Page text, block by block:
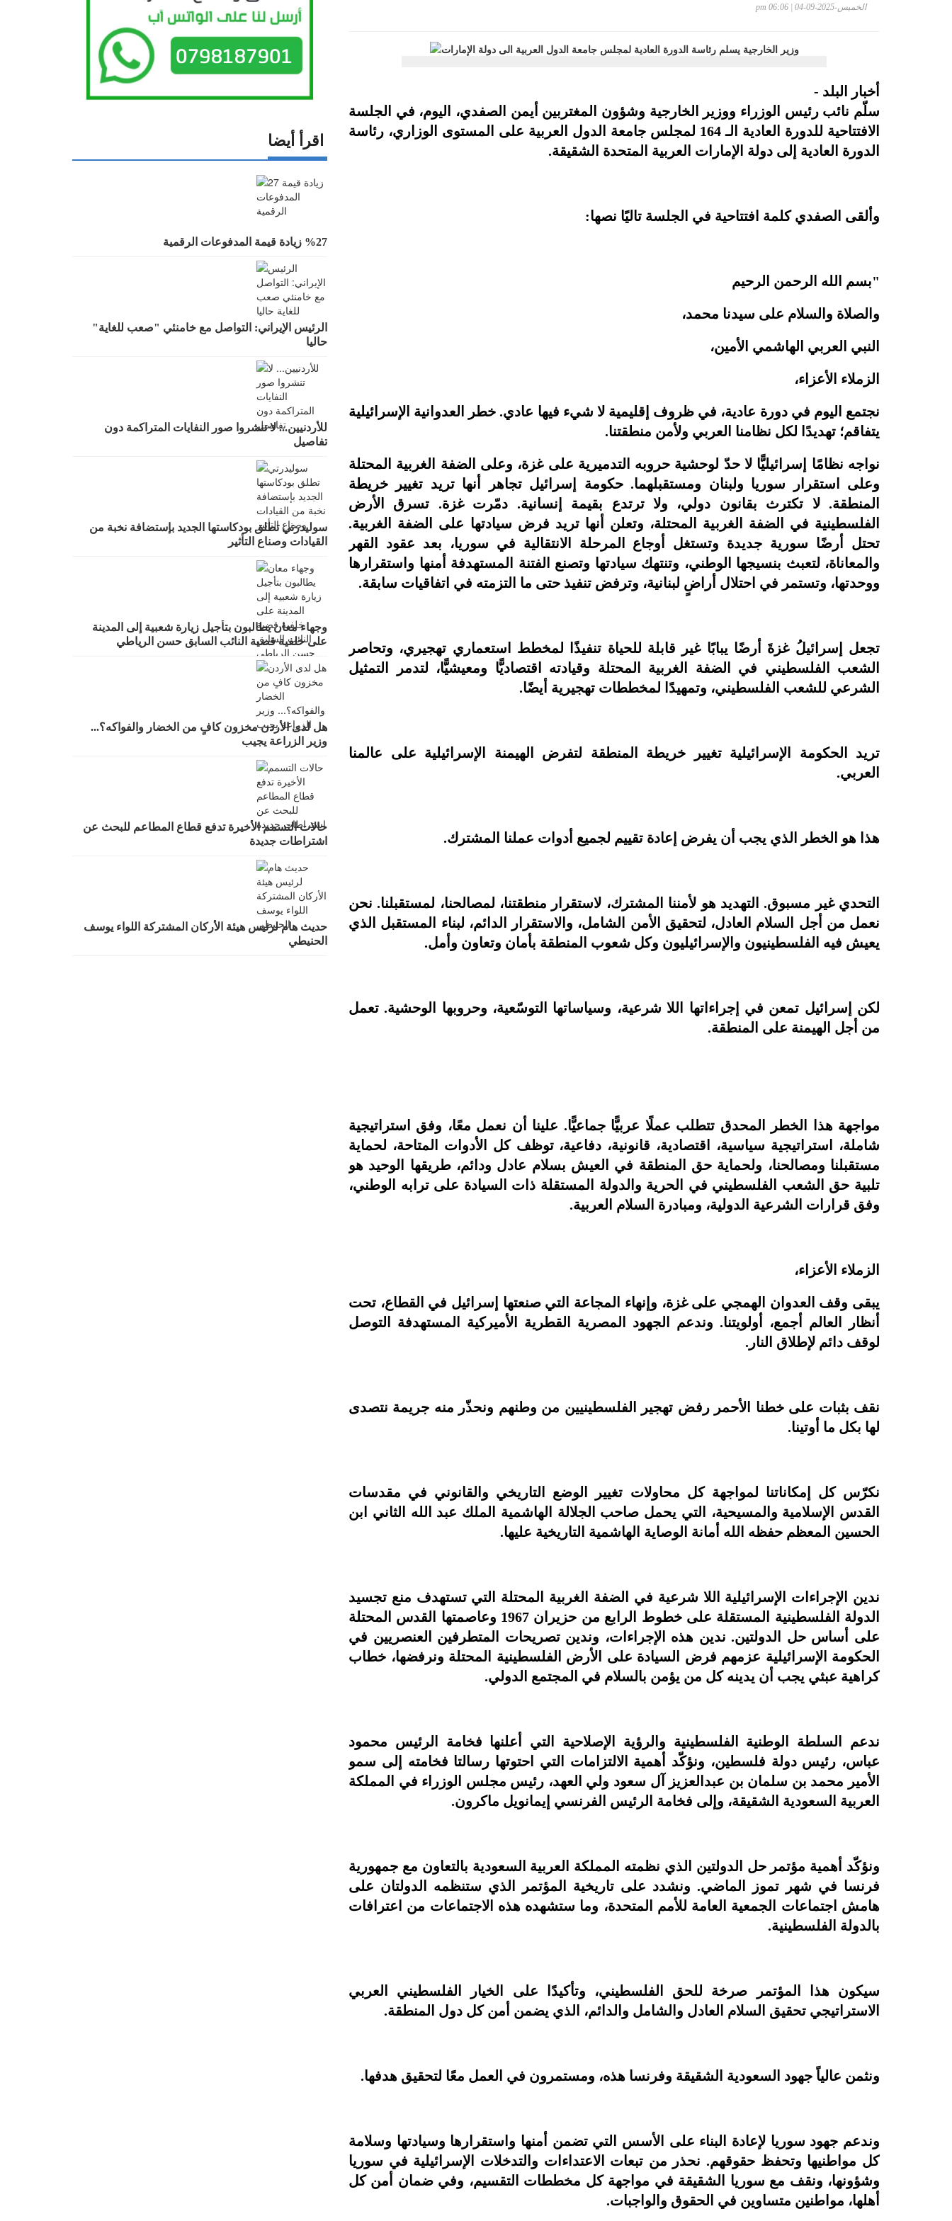
الخميس-2025-09-04 | 06:06 pm
أخبار البلد -
سلّم نائب رئيس الوزراء ووزير الخارجية وشؤون المغتربين أيمن الصفدي، اليوم، في الجلسة
الافتتاحية للدورة العادية الـ 164 لمجلس جامعة الدول العربية على المستوى الوزاري، رئاسة
الدورة العادية إلى دولة الإمارات العربية المتحدة الشقيقة.
وألقى الصفدي كلمة افتتاحية في الجلسة تاليًا نصها:
"بسم الله الرحمن الرحيم
والصلاة والسلام على سيدنا محمد،
النبي العربي الهاشمي الأمين،
الزملاء الأعزاء،
نجتمع اليوم في دورة عادية، في ظروف إقليمية لا شيء فيها عادي. خطر العدوانية الإسرائيلية
يتفاقم؛ تهديدًا لكل نظامنا العربي ولأمن منطقتنا.
نواجه نظامًا إسرائيليًّا لا حدّ لوحشية حروبه التدميرية على غزة، وعلى الضفة الغربية المحتلة
وعلى استقرار سوريا ولبنان ومستقبلهما. حكومة إسرائيل تجاهر أنها تريد تغيير خريطة
المنطقة. لا تكترث بقانون دولي، ولا ترتدع بقيمة إنسانية. دمّرت غزة. تسرق الأرض
الفلسطينية في الضفة الغربية المحتلة، وتعلن أنها تريد فرض سيادتها على الضفة الغربية.
تحتل أرضًا سورية جديدة وتستغل أوجاع المرحلة الانتقالية في سوريا، بعد عقود القهر
والمعاناة، لتعبث بنسيجها الوطني، وتنتهك سيادتها وتصنع الفتنة المستهدفة أمنها واستقرارها
ووحدتها، وتستمر في احتلال أراضٍ لبنانية، وترفض تنفيذ حتى ما التزمته في اتفاقيات سابقة.
تجعل إسرائيلُ غزةَ أرضًا يبابًا غير قابلة للحياة تنفيذًا لمخطط استعماري تهجيري، وتحاصر
الشعب الفلسطيني في الضفة الغربية المحتلة وقيادته اقتصاديًّا ومعيشيًّا، لتدمر التمثيل
الشرعي للشعب الفلسطيني، وتمهيدًا لمخططات تهجيرية أيضًا.
تريد الحكومة الإسرائيلية تغيير خريطة المنطقة لتفرض الهيمنة الإسرائيلية على عالمنا
العربي.
هذا هو الخطر الذي يجب أن يفرض إعادة تقييم لجميع أدوات عملنا المشترك.
التحدي غير مسبوق. التهديد هو لأمننا المشترك، لاستقرار منطقتنا، لمصالحنا، لمستقبلنا. نحن
نعمل من أجل السلام العادل، لتحقيق الأمن الشامل، والاستقرار الدائم، لبناء المستقبل الذي
يعيش فيه الفلسطينيون والإسرائيليون وكل شعوب المنطقة بأمان وتعاون وأمل.
لكن إسرائيل تمعن في إجراءاتها اللا شرعية، وسياساتها التوسّعية، وحروبها الوحشية. تعمل
من أجل الهيمنة على المنطقة.
مواجهة هذا الخطر المحدق تتطلب عملًا عربيًّا جماعيًّا. علينا أن نعمل معًا، وفق استراتيجية
شاملة، استراتيجية سياسية، اقتصادية، قانونية، دفاعية، توظف كل الأدوات المتاحة، لحماية
مستقبلنا ومصالحنا، ولحماية حق المنطقة في العيش بسلام عادل ودائم، طريقها الوحيد هو
تلبية حق الشعب الفلسطيني في الحرية والدولة المستقلة ذات السيادة على ترابه الوطني،
وفق قرارات الشرعية الدولية، ومبادرة السلام العربية.
الزملاء الأعزاء،
يبقى وقف العدوان الهمجي على غزة، وإنهاء المجاعة التي صنعتها إسرائيل في القطاع، تحت
أنظار العالم أجمع، أولويتنا. وندعم الجهود المصرية القطرية الأميركية المستهدفة التوصل
لوقف دائم لإطلاق النار.
نقف بثبات على خطنا الأحمر رفض تهجير الفلسطينيين من وطنهم ونحذّر منه جريمة نتصدى
لها بكل ما أوتينا.
نكرّس كل إمكاناتنا لمواجهة كل محاولات تغيير الوضع التاريخي والقانوني في مقدسات
القدس الإسلامية والمسيحية، التي يحمل صاحب الجلالة الهاشمية الملك عبد الله الثاني ابن
الحسين المعظم حفظه الله أمانة الوصاية الهاشمية التاريخية عليها.
ندين الإجراءات الإسرائيلية اللا شرعية في الضفة الغربية المحتلة التي تستهدف منع تجسيد
الدولة الفلسطينية المستقلة على خطوط الرابع من حزيران 1967 وعاصمتها القدس المحتلة
على أساس حل الدولتين. ندين هذه الإجراءات، وندين تصريحات المتطرفين العنصريين في
الحكومة الإسرائيلية عزمهم فرض السيادة على الأرض الفلسطينية المحتلة ونرفضها، خطاب
كراهية عبثي يجب أن يدينه كل من يؤمن بالسلام في المجتمع الدولي.
ندعم السلطة الوطنية الفلسطينية والرؤية الإصلاحية التي أعلنها فخامة الرئيس محمود
عباس، رئيس دولة فلسطين، ونؤكّد أهمية الالتزامات التي احتوتها رسالتا فخامته إلى سمو
الأمير محمد بن سلمان بن عبدالعزيز آل سعود ولي العهد، رئيس مجلس الوزراء في المملكة
العربية السعودية الشقيقة، وإلى فخامة الرئيس الفرنسي إيمانويل ماكرون.
ونؤكّد أهمية مؤتمر حل الدولتين الذي نظمته المملكة العربية السعودية بالتعاون مع جمهورية
فرنسا في شهر تموز الماضي. ونشدد على تاريخية المؤتمر الذي ستنظمه الدولتان على
هامش اجتماعات الجمعية العامة للأمم المتحدة، وما ستشهده هذه الاجتماعات من اعترافات
بالدولة الفلسطينية.
سيكون هذا المؤتمر صرخة للحق الفلسطيني، وتأكيدًا على الخيار الفلسطيني العربي
الاستراتيجي تحقيق السلام العادل والشامل والدائم، الذي يضمن أمن كل دول المنطقة.
ونثمن عالياً جهود السعودية الشقيقة وفرنسا هذه، ومستمرون في العمل معًا لتحقيق هدفها.
وندعم جهود سوريا لإعادة البناء على الأسس التي تضمن أمنها واستقرارها وسيادتها وسلامة
كل مواطنيها وتحفظ حقوقهم. نحذر من تبعات الاعتداءات والتدخلات الإسرائيلية في سوريا
وشؤونها، ونقف مع سوريا الشقيقة في مواجهة كل مخططات التقسيم، وفي ضمان أمن كل
أهلها، مواطنين متساوين في الحقوق والواجبات.
اقرأ أيضا
%27 زيادة قيمة المدفوعات الرقمية
الرئيس الإيراني: التواصل مع خامنئي "صعب للغاية"
حاليا
للأردنيين... لا تنشروا صور النفايات المتراكمة دون
تفاصيل
سوليدرتي تطلق بودكاستها الجديد بإستضافة نخبة من
القيادات وصناع التأثير
وجهاء معان يطالبون بتأجيل زيارة شعبية إلى المدينة
على خلفية قضية النائب السابق حسن الرياطي
هل لدى الأردن مخزون كافٍ من الخضار والفواكه؟...
وزير الزراعة يجيب
حالات التسمم الأخيرة تدفع قطاع المطاعم للبحث عن
اشتراطات جديدة
حديث هام لرئيس هيئة الأركان المشتركة اللواء يوسف
الحنيطي